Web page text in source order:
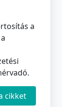
a
cikket